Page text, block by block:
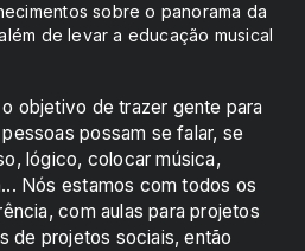
sobre o panorama da
de levar a educação musical
objetivo de trazer gente para
possam se falar, se
lógico, colocar música,
Nós estamos com todos os
com aulas para projetos
de projetos sociais, então